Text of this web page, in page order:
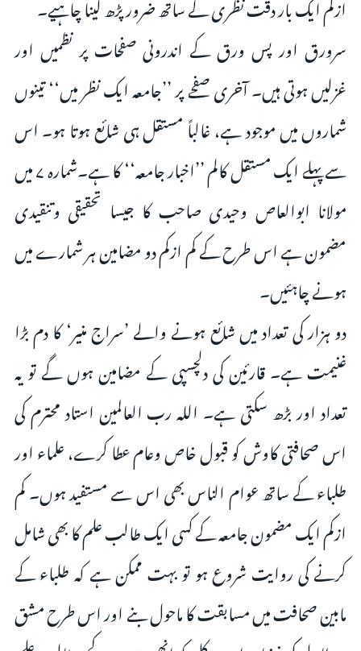
سرورق اور پس ورق کے اندرونی صفحات پر نظمیں اور
غزلیں ہوتی ہیں۔ آخری صفحے پر ’’جامعہ ایک نظر میں‘‘ تینوں
شماروں میں موجود ہے، غالباً مستقل ہی شائع ہوتا ہو۔ اس
سے پہلے ایک مستقل کالم ’’اخبار جامعہ‘‘ کا ہے۔شمارہ ۷ میں
مولانا ابوالعاص وحیدی صاحب کا جیسا تحقیقی وتنقیدی
مضمون ہے اس طرح کے کم ازکم دو مضامین ہر شمارے میں
ہونے چاہئیں۔
دو ہزار کی تعداد میں شائع ہونے والے ’سراج منیر‘ کا دم بڑا
غنیمت ہے۔ قارئین کی دلچسپی کے مضامین ہوں گے تو یہ
تعداد اور بڑھ سکتی ہے۔ اللہ رب العالمین استاد محترم کی
اس صحافتی کاوش کو قبول خاص وعام عطا کرے، علماء اور
طلباء کے ساتھ عوام الناس بھی اس سے مستفید ہوں۔ کم
ازکم ایک مضمون جامعہ کے کسی ایک طالب علم کا بھی شامل
کرنے کی روایت شروع ہو تو بہت ممکن ہے کہ طلباء کے
مابین صحافت میں مسابقت کا ماحول بنے اور اس طرح مشق